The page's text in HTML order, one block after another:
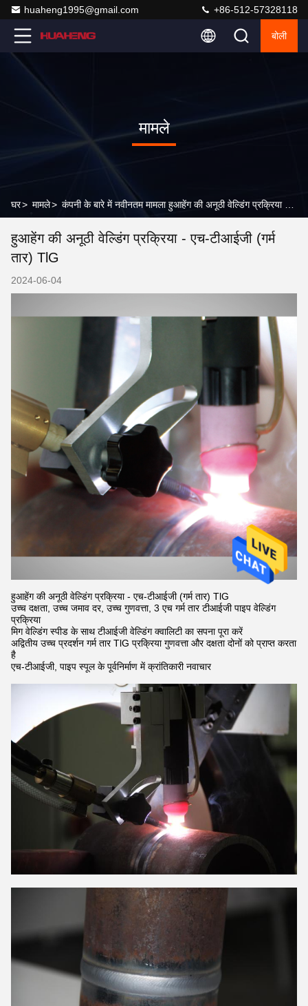
huaheng1995@gmail.com +86-512-57328118
बोली
मामले
घर> मामले>
हुआहेंग की अनूठी वेल्डिंग प्रक्रिया - एच-टीआईजी (गर्म
तार) TlG
2024-06-04
हुआहेंग की अनूठी वेल्डिंग प्रक्रिया - एच-टीआईजी (गर्म तार) TlG
उच्च दक्षता, उच्च जमाव दर, उच्च गुणवत्ता, 3 एच गर्म तार टीआईजी पाइप वेल्डिंग
प्रक्रिया
मिग वेल्डिंग स्पीड के साथ टीआईजी वेल्डिंग क्वालिटी का सपना पूरा करें
अद्वितीय उच्च प्रदर्शन गर्म तार TlG प्रक्रिया गुणवत्ता और दक्षता दोनों को प्राप्त करता
है
एच-टीआईजी, पाइप स्पूल के पूर्वनिर्माण में क्रांतिकारी नवाचार